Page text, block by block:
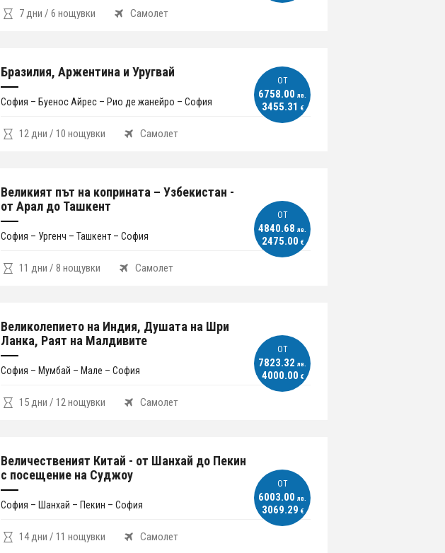
7 дни / 6 нощувки Самолет
ОT
6758.00 лв.
3455.31 €
Бразилия, Аржентина и Уругвай
София – Буенос Айрес – Рио де жанейро – София
12 дни / 10 нощувки Самолет
ОT
4840.68 лв.
2475.00 €
Великият път на коприната – Узбекистан -
от Арал до Ташкент
София – Ургенч – Ташкент – София
11 дни / 8 нощувки Самолет
ОT
7823.32 лв.
4000.00 €
Великолепието на Индия, Душата на Шри
Ланка, Раят на Малдивите
София – Мумбай – Мале – София
15 дни / 12 нощувки Самолет
ОT
6003.00 лв.
3069.29 €
Величественият Китай - от Шанхай до Пекин
с посещение на Суджоу
София – Шанхай – Пекин – София
14 дни / 11 нощувки Самолет